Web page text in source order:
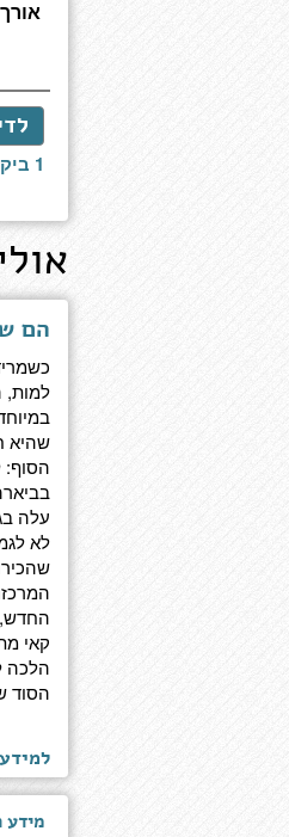
1 ביקורות לקריאה
הם
למות,
שהיא
הסוף:
עלה
לא
קאי
הלכה
הסוד
מידע